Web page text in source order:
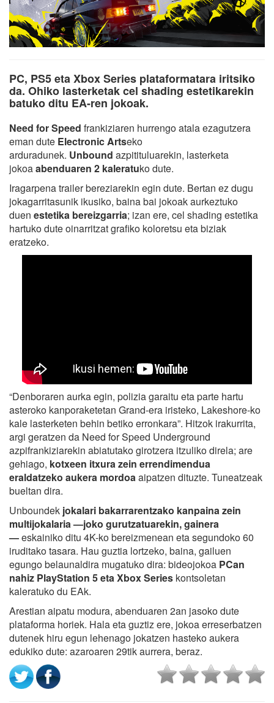
PC, PS5 eta Xbox Series plataformatara iritsiko
da. Ohiko lasterketak cel shading estetikarekin
batuko ditu EA-ren jokoak.
Need for Speed frankiziaren hurrengo atala ezagutzera
eman dute Electronic Artseko
arduradunek. Unbound azpitituluarekin, lasterketa
jokoaabenduaren 2 kaleratuko dute.
Iragarpena trailer bereziarekin egin dute. Bertan ez dugu
jokagarritasunik ikusiko, baina bai jokoak aurkeztuko
duen estetika bereizgarria; izan ere, cel shading estetika
hartuko dute oinarritzat grafiko koloretsu eta biziak
eratzeko.
“Denboraren aurka egin, polizia garaitu eta parte hartu
asteroko kanporaketetan Grand-era iristeko, Lakeshore-ko
kale lasterketen behin betiko erronkara”. Hitzok irakurrita,
argi geratzen da Need for Speed Underground
azpifrankiziarekin abiatutako girotzera itzuliko direla; are
gehiago, kotxeen itxura zein errendimendua
eraldatzeko aukera mordoa aipatzen dituzte. Tuneatzeak
bueltan dira.
Unboundek jokalari bakarrarentzako kanpaina zein
multijokalaria —joko gurutzatuarekin, gainera
—eskainiko ditu 4K-ko bereizmenean eta segundoko 60
iruditako tasara. Hau guztia lortzeko, baina, gailuen
egungo belaunaldira mugatuko dira: bideojokoa PCan
nahiz PlayStation 5 eta Xbox Series kontsoletan
kaleratuko du EAk.
Arestian aipatu modura, abenduaren 2an jasoko dute
plataforma horiek. Hala eta guztiz ere, jokoa erreserbatzen
dutenek hiru egun lehenago jokatzen hasteko aukera
edukiko dute: azaroaren 29tik aurrera, beraz.